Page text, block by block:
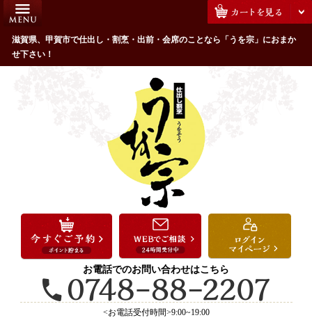
滋賀県、甲賀市で仕出し・割烹・出前・会席のことなら「うを宗」におまか
せ下さい！
お電話でのお問い合わせはこちら
<お電話受付時間>9:00~19:00
HOME
うを宗のこだわり
配達エリア・注文方法
お祝い・ハレの日
法事・法要
接待・おもてなし
会議・セミナー弁当